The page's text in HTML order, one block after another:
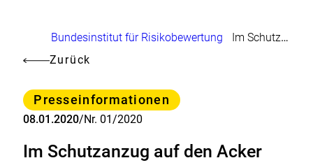
Brotkrumennavigation
Bundesinstitut für Risikobewertung
Im Schutzanzug auf den Acker
Zurück
Kategorie
Presseinformationen
08.01.2020/Nr. 01/2020
Im Schutzanzug auf den Acker